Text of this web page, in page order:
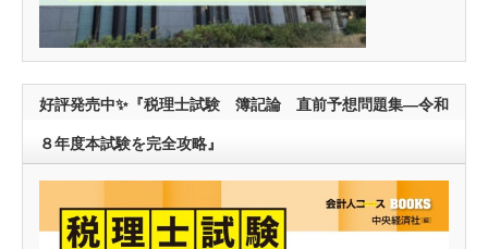
好評発売中✨『税理士試験 簿記論 直前予想問題集―令和
８年度本試験を完全攻略』